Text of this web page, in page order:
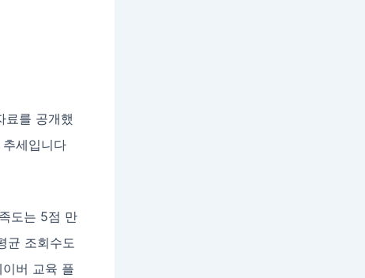
료를 공개했
세입니다
도는 5점 만
균 조회수도
버 교육 플